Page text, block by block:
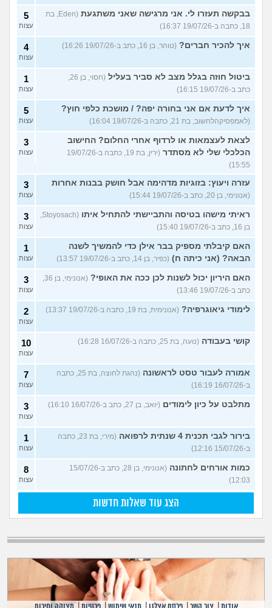
בבקשה תעזרו לי. אני מרגישה שאני משתגעת
(Eden, בת
18, כתבה ב-19/07/26 16:37)
5
עצות
איך להכיר חברים? (טוהר, בן 16, כתב ב-19/07/26 16:26) 4
עצות
ביטול חוזה בגלל מצב לא סביר בעליל
(חסוי, בן 26,
כתב ב-19/07/26 16:15)
1
עצות
איך לדעת אם אני בחורה יפה? / מושכת כלפי חוץ?
(לאמפסיקהלחשוב, בת 21, כתבה ב-19/07/26 16:04)
5
עצות
לצאת לעצמאות או לרדוף אחרי החלום? החישוב
הכלכלי שלי לא מסתדר
(ירין, בת 19, כתבה ב-19/07/26
15:55)
3
עצות
עזרה ויעוץ: בזוגיות מדהימה אבל חושק בבנות אחרות
(אנונימי, בן 20, כתב ב-19/07/26 15:44)
3
עצות
ראיתי מישהו בטיסה והתביישתי להתחיל איתו
(Stoyosach,
בן 16, כתב ב-19/07/26 15:40)
3
עצות
האם קיבלתי מספיק בבר אילן כדי להמשיך לשנה
הבאה? (אני כיתה ח) (כפיר, בן 14, כתב ב-19/07/26 13:57)
1
עצות
האם היריון יכול לשנות לכן ככה את האופי?
(אנונימי, בן 36,
כתב ב-19/07/26 13:46)
3
עצות
לימודי גיאוגרפיה? (אנונימית, בת 19, כתבה ב-19/07/26 13:37) 2
עצות
קושי בעבודה (נועה, בת 25, כתבה ב-16/07/26 16:28) 10
עצות
אמורה לעבור טסט לראשונה
(נהגת לחוצה, בת 25, כתבה
ב-16/07/26 16:19)
7
עצות
מתלבט על כיון לימודים (יואב, בן 27, כתב ב-16/07/26 16:10) 3
עצות
בירור לגבי תכנית 4 שנתית לרפואה
(מירי, בת 23, כתבה
ב-15/07/26 12:16)
1
עצות
כמות אורחים לחתונה
(אנונימי, בן 28, כתב ב-15/07/26
12:03)
8
עצות
הצג עוד שאלות חדשות